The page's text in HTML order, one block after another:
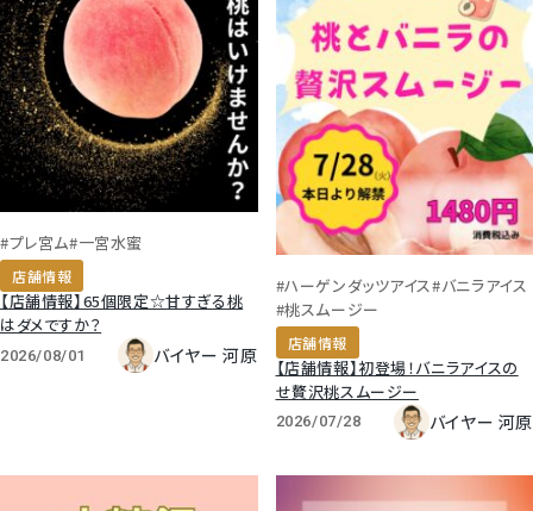
#プレ宮ム#一宮水蜜
店舗情報
【店舗情報】65個限定☆甘すぎる桃
はダメですか？
2026/08/01 バイヤー 河原
#ハーゲンダッツアイス#バニラアイス
#桃スムージー
店舗情報
【店舗情報】初登場！バニラアイスの
せ贅沢桃スムージー
2026/07/28 バイヤー 河原